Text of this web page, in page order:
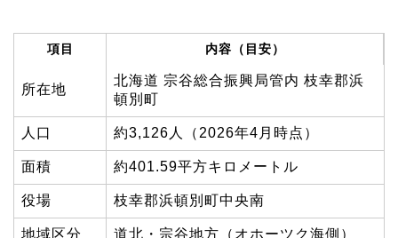
項目 内容（目安）
所在地
北海道 宗谷総合振興局管内 枝幸郡浜
頓別町
人口 約3,126人（2026年4月時点）
面積 約401.59平方キロメートル
役場 枝幸郡浜頓別町中央南
地域区分 道北・宗谷地方（オホーツク海側）